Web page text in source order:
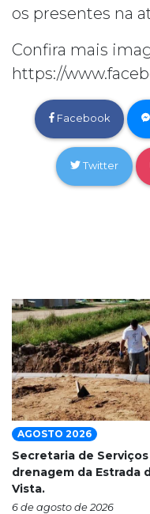
os presentes na
Confira mais
https://
Facebook
Twitter
AGOSTO 2026
Secretaria de
drenagem da Estrada
Vista.
6 de agosto de 2026